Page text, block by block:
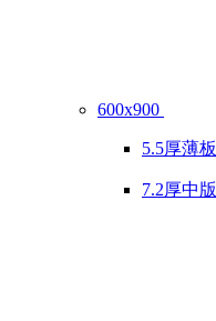
600x900
5.5厚薄板
7.2厚中版